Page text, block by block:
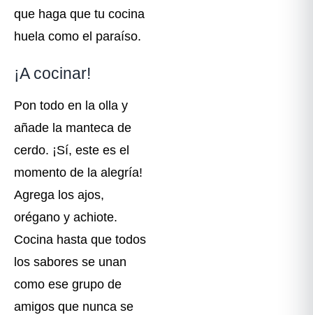
que haga que tu cocina
huela como el paraíso.
¡A cocinar!
Pon todo en la olla y
añade la manteca de
cerdo. ¡Sí, este es el
momento de la alegría!
Agrega los ajos,
orégano y achiote.
Cocina hasta que todos
los sabores se unan
como ese grupo de
amigos que nunca se